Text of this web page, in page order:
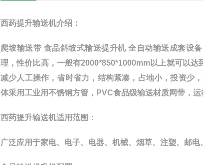
西药提升输送机介绍：
爬坡输送带 食品斜坡式输送提升机 全自动输送成套设
理，性价比高，一般有2000*850*1000mm以上就可以
减少人工操作，省时省力，结构紧凑，占地小，投资少
体采用工业用不锈钢方管，PVC食品级输送材质网带，运
西药提升输送机适用范围：
广泛应用于家电、电子、电器、机械、烟草、注塑、邮